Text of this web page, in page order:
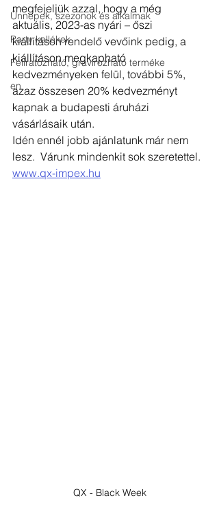
Ünnepek, szezonok és alkalmak
Party kellékek
Feliratozható, gravírozható terméke
en
megfejeljük azzal, hogy a még
aktuális, 2023-as nyári – őszi
kiállításon rendelő vevőink pedig, a
kiállításon megkapható
kedvezményeken felül, további 5%,
azaz összesen 20% kedvezményt
kapnak a budapesti áruházi
vásárlásaik után.
Idén ennél jobb ajánlatunk már nem
lesz.  Várunk mindenkit sok szeretettel.
www.qx-impex.hu
QX - Black Week